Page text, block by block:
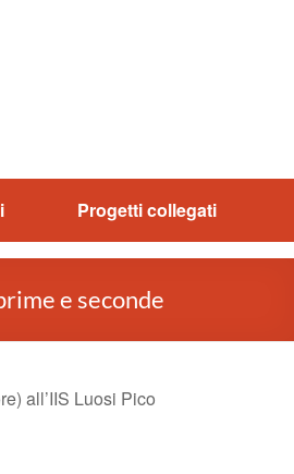
Progetti collegati
e seconde
all’IIS Luosi Pico